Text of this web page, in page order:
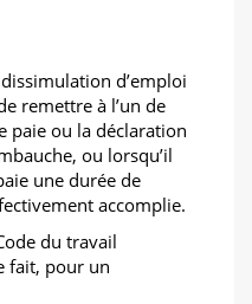
d’emploi
remettre à l’un de
paie ou la déclaration
ou lorsqu’il
une durée de
accomplie.
du travail
fait, pour un